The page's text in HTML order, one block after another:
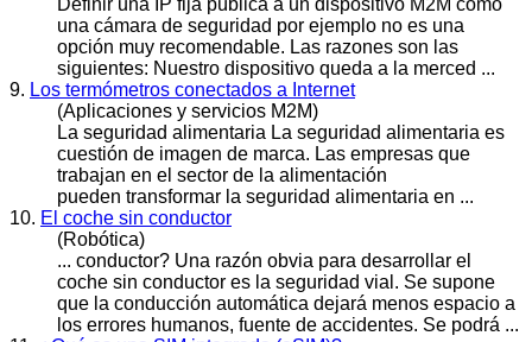
una cámara de seguridad por ejemplo no es una
opción muy recomendable. Las razones son las
siguientes: Nuestro dispositivo queda a la merced ...
9. Los termómetros conectados a Internet
(Aplicaciones y servicios M2M)
La seguridad alimentaria La seguridad alimentaria es
cuestión de imagen de marca. Las empresas que
trabajan en el sector de la alimentación
pueden transformar la seguridad alimentaria en ...
10. El coche sin conductor
(Robótica)
... conductor? Una razón obvia para desarrollar el
coche sin conductor es la seguridad vial. Se supone
que la conducción automática dejará menos espacio a
los errores humanos, fuente de accidentes. Se podrá ...